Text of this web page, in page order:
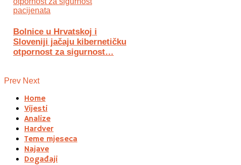
Bolnice u Hrvatskoj i
Sloveniji jačaju kibernetičku
otpornost za sigurnost…
Prev Next
Home
Vijesti
Analize
Hardver
Teme mjeseca
Najave
Događaji